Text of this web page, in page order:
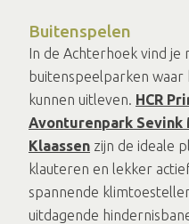
Buitenspelen
In de Achterhoek vind je
buitenspeelparken waar
kunnen uitleven. HCR
Avonturenpark Sevink
Klaassen zijn de ideale
klauteren en lekker
spannende
uitdagende